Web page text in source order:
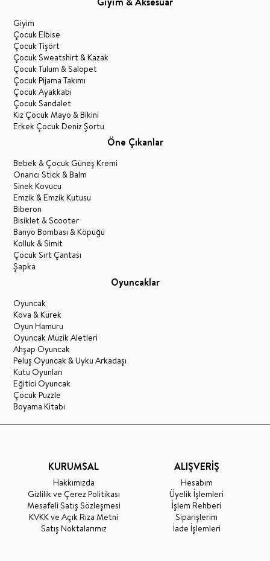
Giyim
Çocuk Elbise
Çocuk Tişört
Çocuk Sweatshirt & Kazak
Çocuk Tulum & Salopet
Çocuk Pijama Takımı
Çocuk Ayakkabı
Çocuk Sandalet
Kız Çocuk Mayo & Bikini
Erkek Çocuk Deniz Şortu
Öne Çıkanlar
Bebek & Çocuk Güneş Kremi
Onarıcı Stick & Balm
Sinek Kovucu
Emzik & Emzik Kutusu
Biberon
Bisiklet & Scooter
Banyo Bombası & Köpüğü
Kolluk & Simit
Çocuk Sırt Çantası
Şapka
Oyuncaklar
Oyuncak
Kova & Kürek
Oyun Hamuru
Oyuncak Müzik Aletleri
Ahşap Oyuncak
Peluş Oyuncak & Uyku Arkadaşı
Kutu Oyunları
Eğitici Oyuncak
Çocuk Puzzle
Boyama Kitabı
KURUMSAL
Hakkımızda
Gizlilik ve Çerez Politikası
Mesafeli Satış Sözleşmesi
KVKK ve Açık Rıza Metni
Satış Noktalarımız
ALIŞVERİŞ
Hesabım
Üyelik İşlemleri
İşlem Rehberi
Siparişlerim
İade İşlemleri